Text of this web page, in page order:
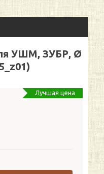
УШМ, ЗУБР, Ø
Лучшая цена